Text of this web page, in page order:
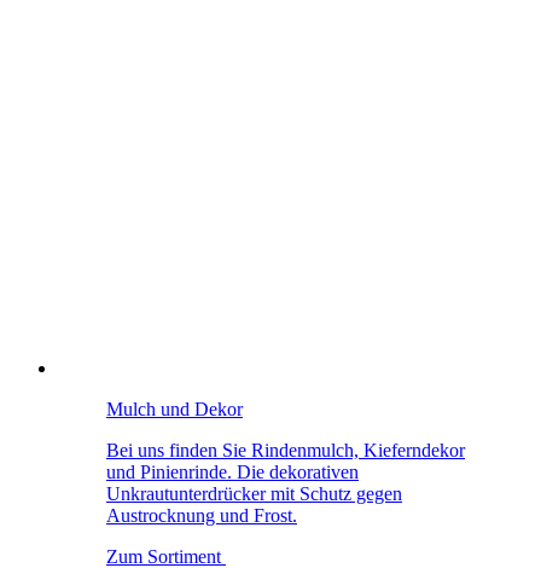
Mulch und Dekor
Bei uns finden Sie Rindenmulch, Kieferndekor
und Pinienrinde. Die dekorativen
Unkrautunterdrücker mit Schutz gegen
Austrocknung und Frost.
Zum Sortiment